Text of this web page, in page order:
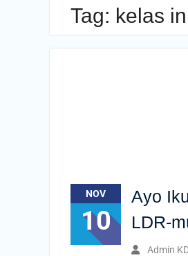
Tag: kelas
NOV
10
Ayo
LDR-
Admin